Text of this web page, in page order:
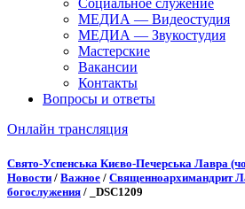
Социальное служение
МЕДИА — Видеостудия
МЕДИА — Звукостудия
Мастерские
Вакансии
Контакты
Вопросы и ответы
Онлайн трансляция
Онлайн трансляция |12 сентября
Название трансляции
Свято-Успенська Києво-Печерська Лавра
Новости / Важное / Священноархимандрит
богослужения / _DSC1209